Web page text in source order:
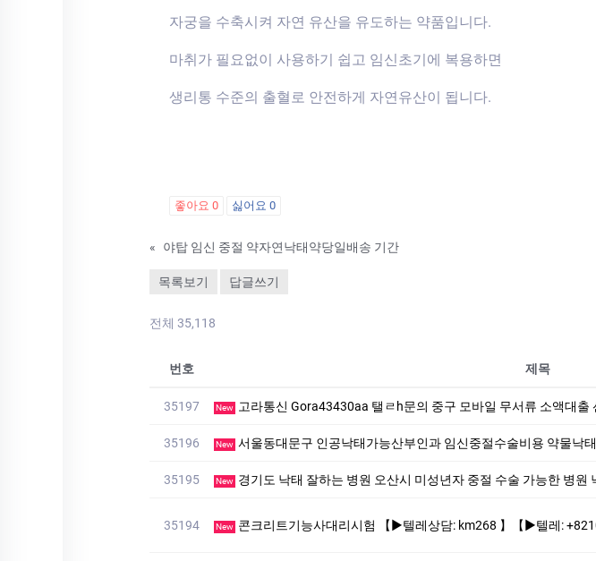
자궁을 수축시켜 자연 유산을 유도하는 약품입니다.
마취가 필요없이 사용하기 쉽고 임신초기에 복용하면
생리통 수준의 출혈로 안전하게 자연유산이 됩니다.
좋아요 0 싫어요 0
« 야탑 임신 중절 약자연낙태약당일배송 기간
목록보기 답글쓰기
전체 35,118
번호 제목
35197 New 고라통신 Gora43430aa 탤ㄹh문의 중구 모바일 무서류 소액대출 선불유
35196 New 서울동대문구 인공낙태가능산부인과 임신중절수술비용 약물낙
35195 New 경기도 낙태 잘하는 병원 오산시 미성년자 중절 수술 가능한 병원
35194 New 콘크리트기능사대리시험 【▶텔레상담: km268 】【▶텔레: +8210-2452-9789】국가기술자격증대리시험 텝스대리시험 토익대리